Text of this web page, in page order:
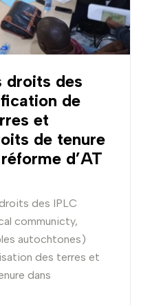
droits des
de
et
de tenure
d’AT
des IPLC
communicty,
autochtones)
des terres et
dans